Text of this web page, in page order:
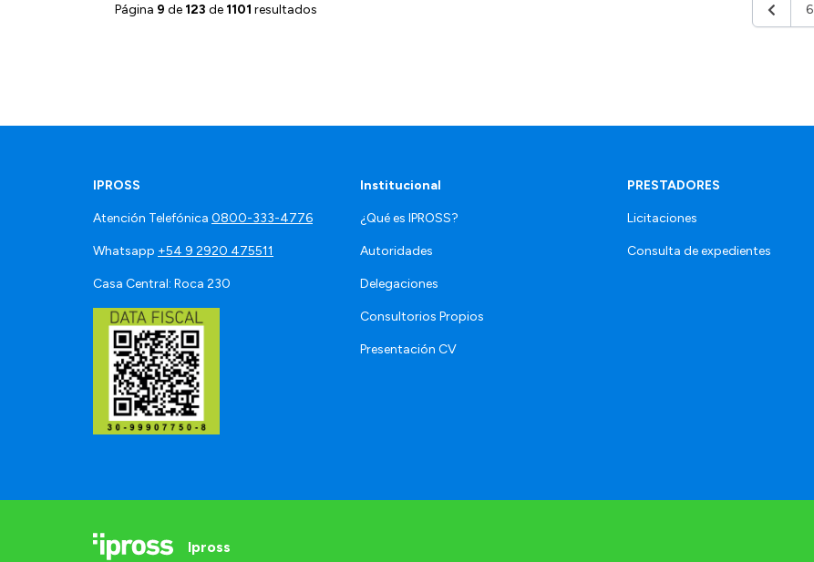
Página 9 de 123 de 1101 resultados Anterior
6
IPROSS
Atención Telefónica 0800-333-4776
Whatsapp +54 9 2920 475511
Casa Central: Roca 230
Institucional
¿Qué es IPROSS?
Autoridades
Delegaciones
Consultorios Propios
Presentación CV
PRESTADORES
Licitaciones
Consulta de expedientes
Ipross